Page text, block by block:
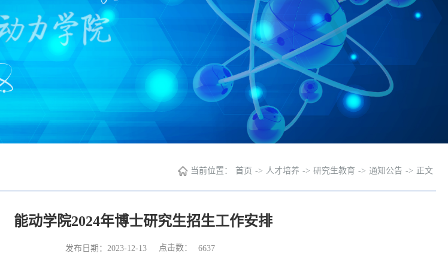
当前位置： 首页 -> 人才培养 -> 研究生教育 -> 通知公告 -> 正文
能动学院2024年博士研究生招生工作安排
发布日期：2023-12-13 点击数： 6637